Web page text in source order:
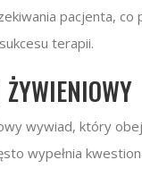
pacjenta,
terapii.
wywiad, który
wypełnia